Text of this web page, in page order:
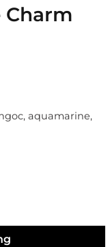
Charm
aquamarine,